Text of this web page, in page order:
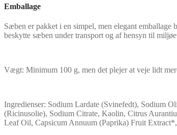
Emballage
Sæben er pakket i en simpel, men elegant
beskytte sæben under transport og af hensyn til
Vægt: Minimum 100 g, men det plejer at veje lidt
Ingredienser: Sodium Lardate (Svinefedt), Sodium
(Ricinusolie), Sodium Citrate, Kaolin, Citrus
Leaf Oil, Capsicum Annuum (Paprika) Fruit